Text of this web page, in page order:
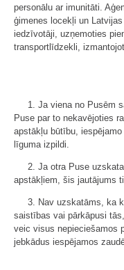
personālu ar imunitāti.
ģimenes locekļi un
iedzīvotāji, uzņemoties
transportlīdzekli,
1. Ja viena no Pusēm
Puse par to nekavējoties
apstākļu būtību,
līguma izpildi.
2. Ja otra Puse
apstākļiem, šis jautājums
3. Nav uzskatāms, ka
saistības vai pārkāpusi
veic visus nepieciešamos
jebkādus iespējamos